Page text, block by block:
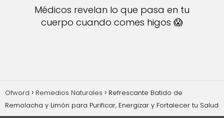
Médicos revelan lo que pasa en tu
cuerpo cuando comes higos 😱
Ofword Remedios Naturales
Refrescante Batido de
Remolacha y Limón para Purificar, Energizar y Fortalecer tu Salud